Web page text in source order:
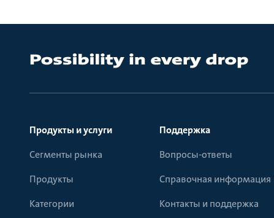
Продукты и услуги
Сегменты рынка
Продукты
Категории
Поддержка
Вопросы-ответы
Справочная информация
Контакты и поддержка